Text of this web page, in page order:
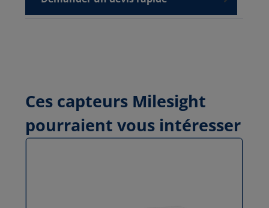
Ces capteurs Milesight
pourraient vous intéresser